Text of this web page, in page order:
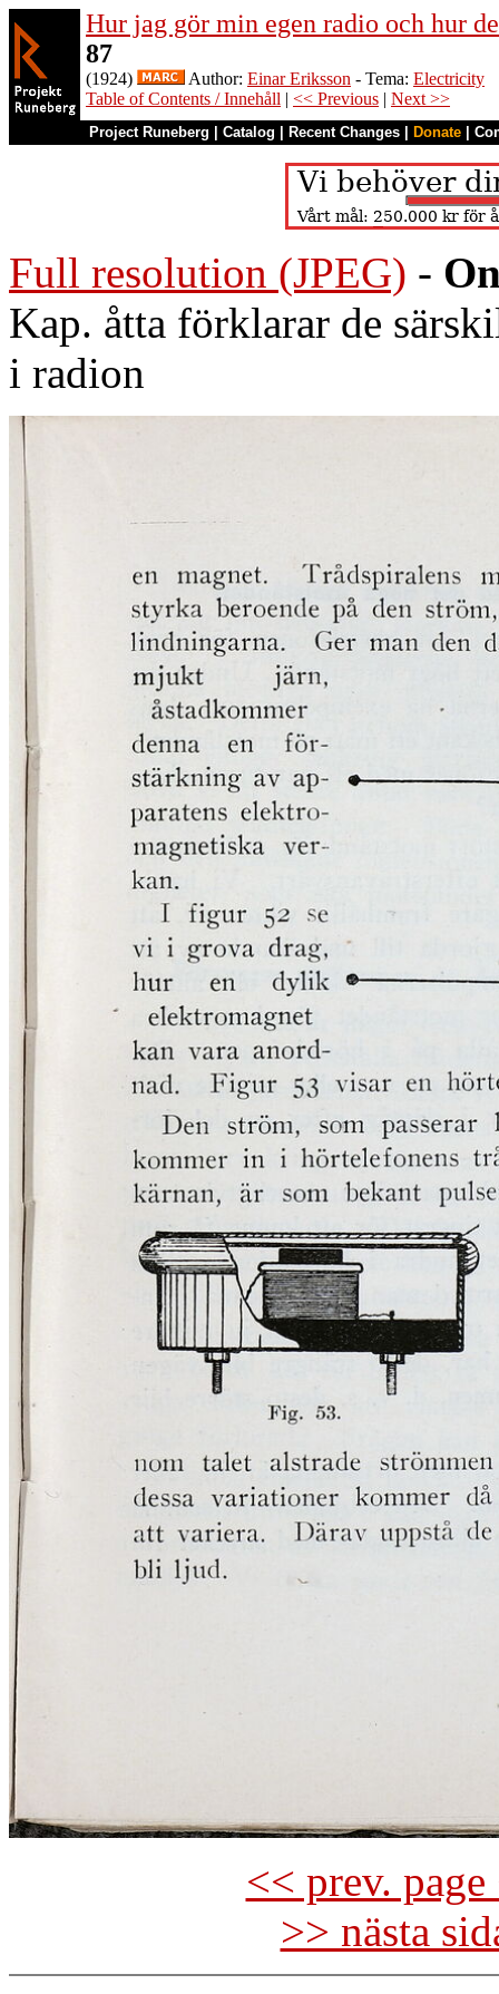
Hur jag gör min egen radio och hur
87
(1924) Author: Einar Eriksson - Tema: Electricity
Table of Contents / Innehåll | << Previous | Next >>
Project Runeberg Catalog Recent Changes Donate
Full resolution (JPEG) -
Kap. åtta förklarar de
i radion
<< prev.
>> nästa